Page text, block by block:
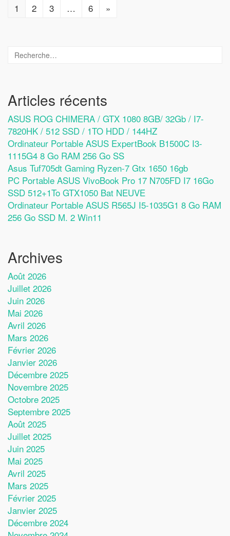
1 2 3 … 6 »
Articles récents
ASUS ROG CHIMERA / GTX 1080 8GB/ 32Gb / I7-
7820HK / 512 SSD / 1TO HDD / 144HZ
Ordinateur Portable ASUS ExpertBook B1500C I3-
1115G4 8 Go RAM 256 Go SS
Asus Tuf705dt Gaming Ryzen-7 Gtx 1650 16gb
PC Portable ASUS VivoBook Pro 17 N705FD I7 16Go
SSD 512+1To GTX1050 Bat NEUVE
Ordinateur Portable ASUS R565J I5-1035G1 8 Go RAM
256 Go SSD M. 2 Win11
Archives
Août 2026
Juillet 2026
Juin 2026
Mai 2026
Avril 2026
Mars 2026
Février 2026
Janvier 2026
Décembre 2025
Novembre 2025
Octobre 2025
Septembre 2025
Août 2025
Juillet 2025
Juin 2025
Mai 2025
Avril 2025
Mars 2025
Février 2025
Janvier 2025
Décembre 2024